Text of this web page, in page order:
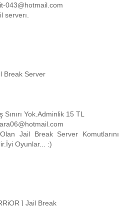
043@hotmail.com
serverı.
Break Server
Sınırı Yok.Adminlik 15 TL
Jail Break Server Komutlarını
Oyunlar... :)
] Jail Break